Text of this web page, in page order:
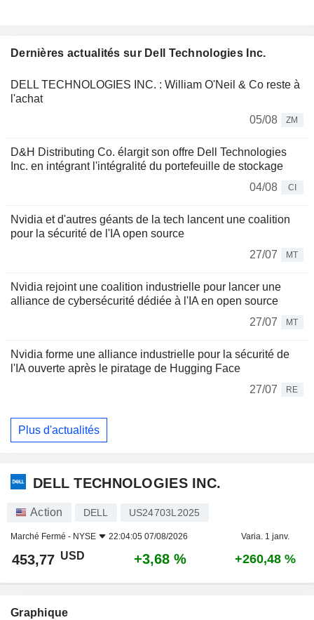
Dernières actualités sur Dell Technologies Inc.
DELL TECHNOLOGIES INC. : William O'Neil & Co reste à
l'achat
05/08
ZM
D&H Distributing Co. élargit son offre Dell Technologies
Inc. en intégrant l'intégralité du portefeuille de stockage
04/08
CI
Nvidia et d'autres géants de la tech lancent une coalition
pour la sécurité de l'IA open source
27/07
MT
Nvidia rejoint une coalition industrielle pour lancer une
alliance de cybersécurité dédiée à l'IA en open source
27/07
MT
Nvidia forme une alliance industrielle pour la sécurité de
l'IA ouverte après le piratage de Hugging Face
27/07
RE
Plus d'actualités
DELL TECHNOLOGIES INC.
Action DELL US24703L2025
Marché Fermé - NYSE 22:04:05 07/08/2026 Varia. 1 janv.
453,77 USD +3,68 % +260,48 %
Graphique